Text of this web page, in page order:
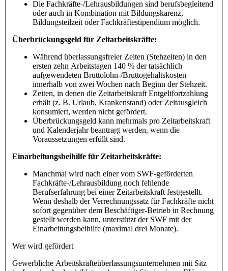
Die Fachkräfte-/Lehrausbildungen sind berufsbegleitend
oder auch in Kombination mit Bildungskarenz,
Bildungsteilzeit oder Fachkräftestipendium möglich.
Überbrückungsgeld für Zeitarbeitskräfte:
Während überlassungsfreier Zeiten (Stehzeiten) in den
ersten zehn Arbeitstagen 140 % der tatsächlich
aufgewendeten Bruttolohn-/Bruttogehaltskosten
innerhalb von zwei Wochen nach Beginn der Stehzeit.
Zeiten, in denen die Zeitarbeitskraft Entgeltfortzahlung
erhält (z. B. Urlaub, Krankenstand) oder Zeitausgleich
konsumiert, werden nicht gefördert.
Überbrückungsgeld kann mehrmals pro Zeitarbeitskraft
und Kalenderjahr beantragt werden, wenn die
Voraussetzungen erfüllt sind.
Einarbeitungsbeihilfe für Zeitarbeitskräfte:
Manchmal wird nach einer vom SWF-geförderten
Fachkräfte-/Lehrausbildung noch fehlende
Berufserfahrung bei einer Zeitarbeitskraft festgestellt.
Wenn deshalb der Verrechnungssatz für Fachkräfte nicht
sofort gegenüber dem Beschäftiger-Betrieb in Rechnung
gestellt werden kann, unterstützt der SWF mit der
Einarbeitungsbeihilfe (maximal drei Monate).
Wer wird gefördert
Gewerbliche Arbeitskräfteüberlassungsunternehmen mit Sitz